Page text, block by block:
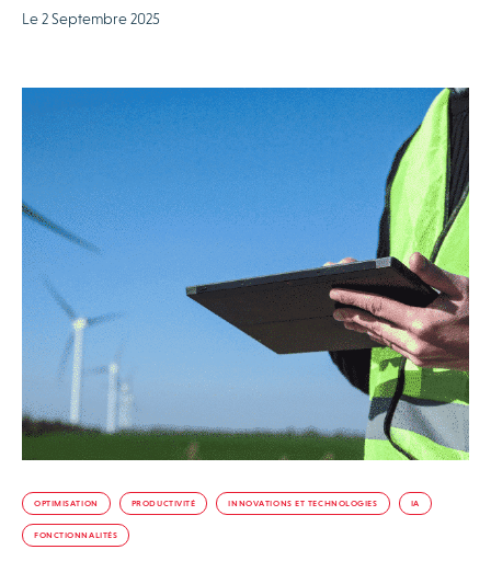
Le 2 Septembre 2025
OPTIMISATION PRODUCTIVITÉ INNOVATIONS ET TECHNOLOGIES IA
FONCTIONNALITÉS